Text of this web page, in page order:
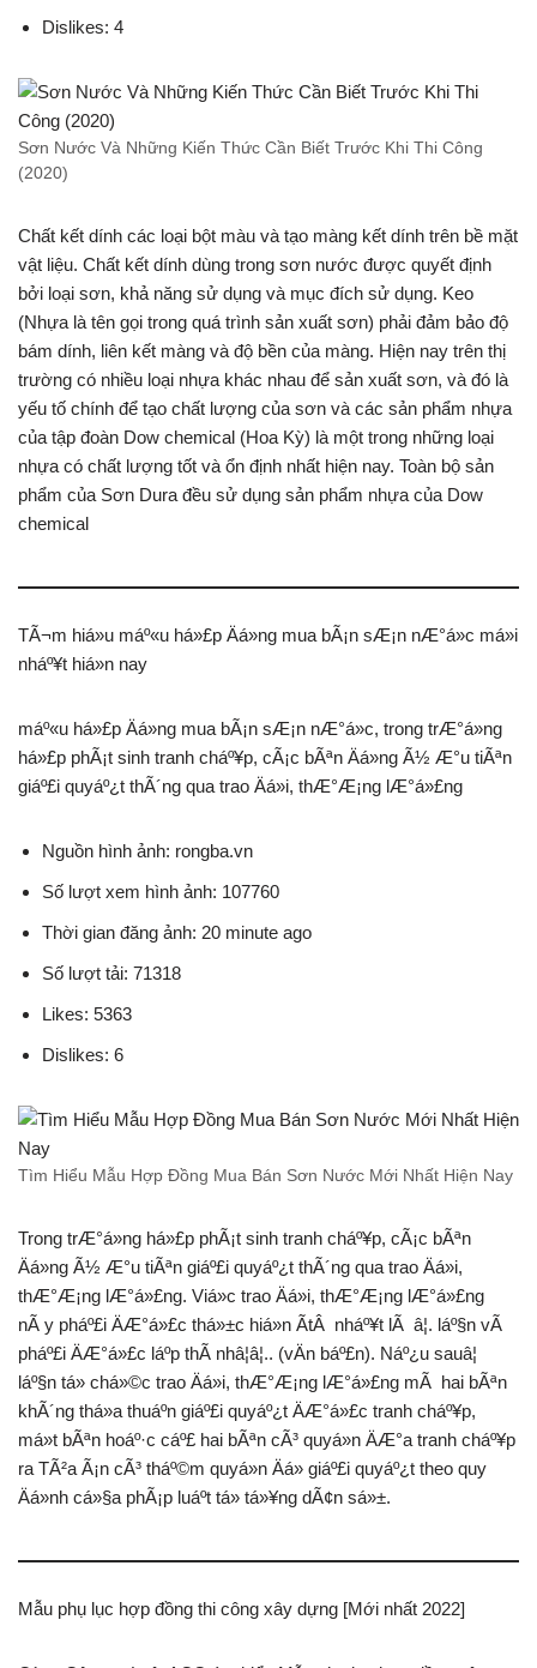
Dislikes: 4
Sơn Nước Và Những Kiến Thức Cần Biết Trước Khi Thi Công
(2020)
Chất kết dính các loại bột màu và tạo màng kết dính trên bề mặt
vật liệu. Chất kết dính dùng trong sơn nước được quyết định
bởi loại sơn, khả năng sử dụng và mục đích sử dụng. Keo
(Nhựa là tên gọi trong quá trình sản xuất sơn) phải đảm bảo độ
bám dính, liên kết màng và độ bền của màng. Hiện nay trên thị
trường có nhiều loại nhựa khác nhau để sản xuất sơn, và đó là
yếu tố chính để tạo chất lượng của sơn và các sản phẩm nhựa
của tập đoàn Dow chemical (Hoa Kỳ) là một trong những loại
nhựa có chất lượng tốt và ổn định nhất hiện nay. Toàn bộ sản
phẩm của Sơn Dura đều sử dụng sản phẩm nhựa của Dow
chemical
TÃ¬m hiá»u máº«u há»£p Äá»ng mua bÃ¡n sÆ¡n nÆ°á»c má»i
nháº¥t hiá»n nay
máº«u há»£p Äá»ng mua bÃ¡n sÆ¡n nÆ°á»c, trong trÆ°á»ng
há»£p phÃ¡t sinh tranh cháº¥p, cÃ¡c bÃªn Äá»ng Ã½ Æ°u tiÃªn
giáº£i quyáº¿t thÃ´ng qua trao Äá»i, thÆ°Æ¡ng lÆ°á»£ng
Nguồn hình ảnh: rongba.vn
Số lượt xem hình ảnh: 107760
Thời gian đăng ảnh: 20 minute ago
Số lượt tải: 71318
Likes: 5363
Dislikes: 6
Tìm Hiểu Mẫu Hợp Đồng Mua Bán Sơn Nước Mới Nhất Hiện Nay
Trong trÆ°á»ng há»£p phÃ¡t sinh tranh cháº¥p, cÃ¡c bÃªn
Äá»ng Ã½ Æ°u tiÃªn giáº£i quyáº¿t thÃ´ng qua trao Äá»i,
thÆ°Æ¡ng lÆ°á»£ng. Viá»c trao Äá»i, thÆ°Æ¡ng lÆ°á»£ng
nÃ y pháº£i ÄÆ°á»£c thá»±c hiá»n Ã­tÂ nháº¥t lÃ â¦. láº§n vÃ
pháº£i ÄÆ°á»£c láº­p thÃ nhâ¦â¦.. (vÄn báº£n). Náº¿u sauâ¦
láº§n tá» chá»©c trao Äá»i, thÆ°Æ¡ng lÆ°á»£ng mÃ hai bÃªn
khÃ´ng thá»a thuáº­n giáº£i quyáº¿t ÄÆ°á»£c tranh cháº¥p,
má»t bÃªn hoáº·c cáº£ hai bÃªn cÃ³ quyá»n ÄÆ°a tranh cháº¥p
ra TÃ²a Ã¡n cÃ³ tháº©m quyá»n Äá» giáº£i quyáº¿t theo quy
Äá»nh cá»§a phÃ¡p luáº­t tá» tá»¥ng dÃ¢n sá»±.
Mẫu phụ lục hợp đồng thi công xây dựng [Mới nhất 2022]